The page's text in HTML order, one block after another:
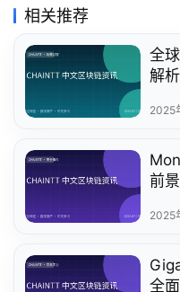
相关推荐
全
解析
2025
前
2025
全